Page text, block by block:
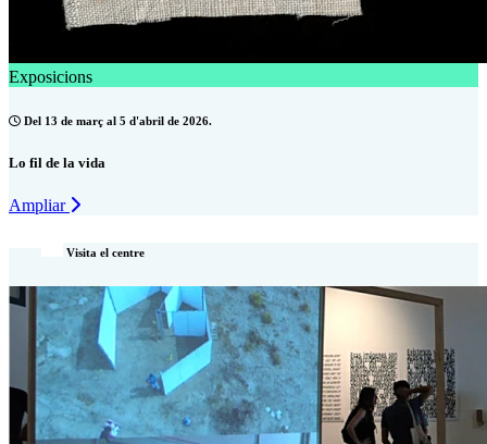
Exposicions
Del 13 de març al 5 d'abril de 2026.
Lo fil de la vida
Ampliar
Visita el centre